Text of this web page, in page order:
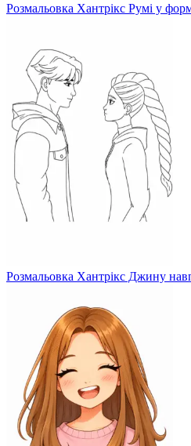
Розмальовка Хантрікс Румі у
Розмальовка Хантрікс Джину